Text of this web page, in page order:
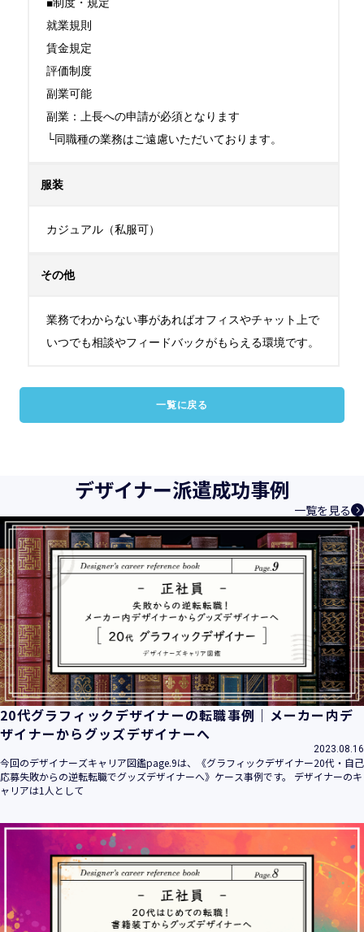
就業規則
賃金規定
評価制度
副業可能
副業：上長への申請が必須となります
└同職種の業務はご遠慮いただいております。
服装
カジュアル（私服可）
その他
業務でわからない事があればオフィスやチャット上で
いつでも相談やフィードバックがもらえる環境です。
一覧に戻る
デザイナー派遣成功事例
一覧を見る
20代グラフィックデザイナーの転職事例｜メーカー内デ
ザイナーからグッズデザイナーへ
2023.08.16
今回のデザイナーズキャリア図鑑page.9は、《グラフィックデザイナー20代・自己
応募失敗からの逆転転職でグッズデザイナーへ》ケース事例です。 デザイナーのキ
ャリアは1人として